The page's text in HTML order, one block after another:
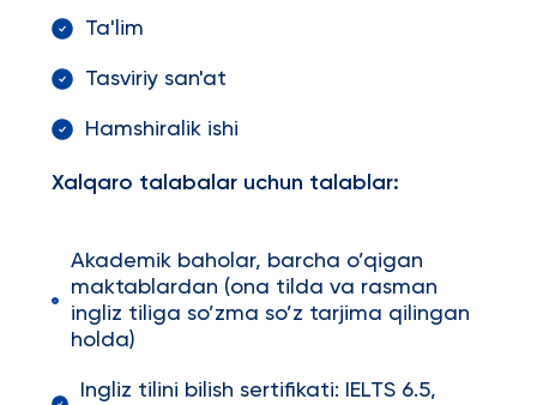
Ta'lim
Tasviriy san'at
Hamshiralik ishi
Xalqaro talabalar uchun talablar:
Akademik baholar, barcha o’qigan
maktablardan (ona tilda va rasman
ingliz tiliga so’zma so’z tarjima qilingan
holda)
Ingliz tilini bilish sertifikati: IELTS 6.5,